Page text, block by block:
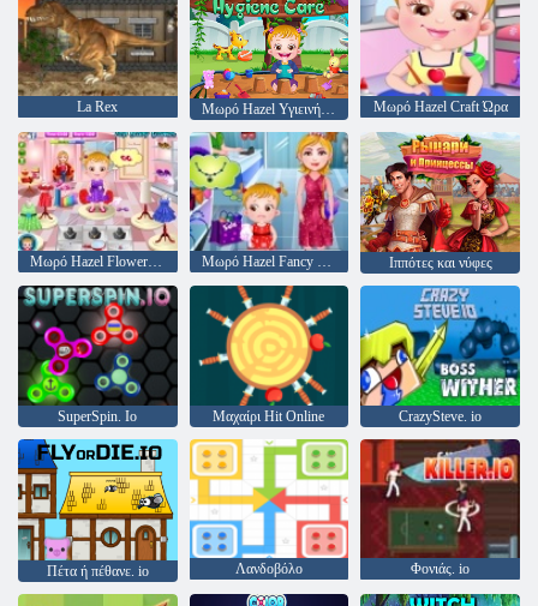
La Rex Μωρό Hazel Υγιεινή Φροντίδα Μωρό Hazel Craft Ώρα
Μωρό Hazel Flower Girl Μωρό Hazel Fancy Dress Ιππότες και νύφες
SuperSpin. Io Μαχαίρι Hit Online CrazySteve. io
Πέτα ή πέθανε. io Λανδοβόλο Φονιάς. io